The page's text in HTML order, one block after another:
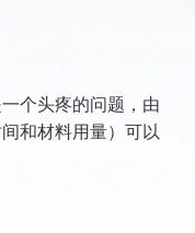
个头疼的问题，由
和材料用量）可以